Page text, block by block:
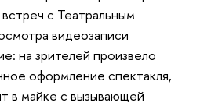
с Театральным
видеозаписи
на зрителей произвело
оформление спектакля,
в майке с вызывающей